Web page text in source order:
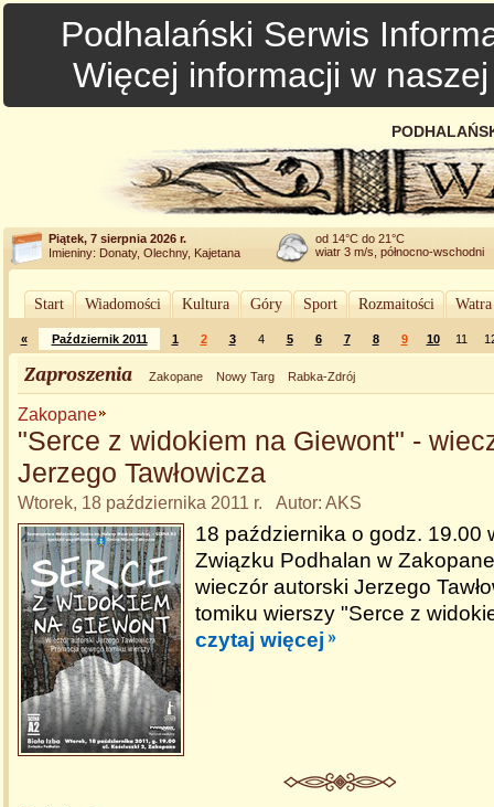
Podhalański Serwis
Więcej informacji w
Piątek, 7 sierpnia 2026 r.
Imieniny: Donaty, Olechny, Kajetana
od 14°C do 21°C
wiatr 3 m/s, północno-wschodni
Start Wiadomości Kultura Góry Sport Rozmaitości
« Październik 2011 1 2 3 4 5 6 7 8 9 10 11
Zaproszenia Zakopane Nowy Targ Rabka-Zdrój
Zakopane
"Serce z widokiem na Giewont" -
Jerzego Tawłowicza
Wtorek, 18 października 2011 r. Autor: AKS
18 października o godz. 19.00
Związku Podhalan w
wieczór autorski Jerzego
tomiku wierszy "Serce z
czytaj więcej